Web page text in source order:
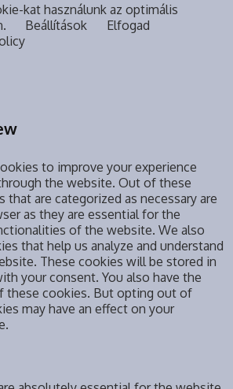
kat használunk az optimális
Beállítások
Elfogad
to improve your experience
the website. Out of these
are categorized as necessary are
as they are essential for the
of the website. We also
that help us analyze and understand
These cookies will be stored in
your consent. You also have the
cookies. But opting out of
may have an effect on your